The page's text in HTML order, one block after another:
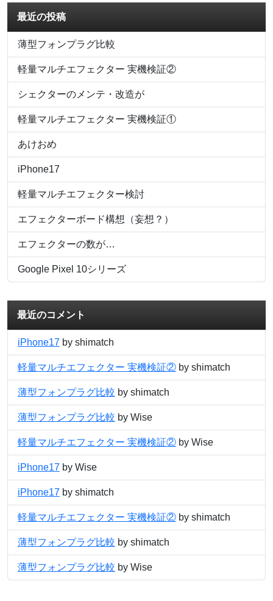
最近の投稿
薄型フォンプラグ比較
軽量マルチエフェクター 実機検証②
シェクターのメンテ・改造が
軽量マルチエフェクター 実機検証①
あけおめ
iPhone17
軽量マルチエフェクター検討
エフェクターボード構想（妄想？）
エフェクターの数が…
Google Pixel 10シリーズ
最近のコメント
iPhone17 by shimatch
軽量マルチエフェクター 実機検証② by shimatch
薄型フォンプラグ比較 by shimatch
薄型フォンプラグ比較 by Wise
軽量マルチエフェクター 実機検証② by Wise
iPhone17 by Wise
iPhone17 by shimatch
軽量マルチエフェクター 実機検証② by shimatch
薄型フォンプラグ比較 by shimatch
薄型フォンプラグ比較 by Wise